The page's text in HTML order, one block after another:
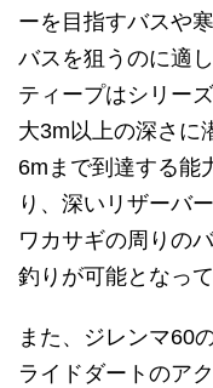
ーを目指すバスや
バスを狙うのに適
ティープはシリー
大3m以上の深さに
6mまで到達する能
り、深いリザーバ
ワカサギの周りの
釣りが可能となって
また、ジレンマ60
ライドダートのア